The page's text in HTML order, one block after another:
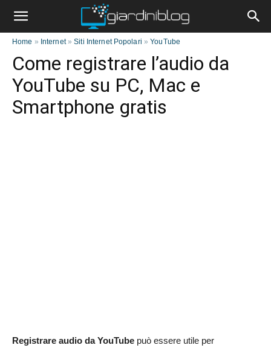
Home » Internet»Siti Internet Popolari »YouTube
Come registrare l’audio da
YouTube su PC, Mac e
Smartphone gratis
Registrare audio da YouTube può essere utile per